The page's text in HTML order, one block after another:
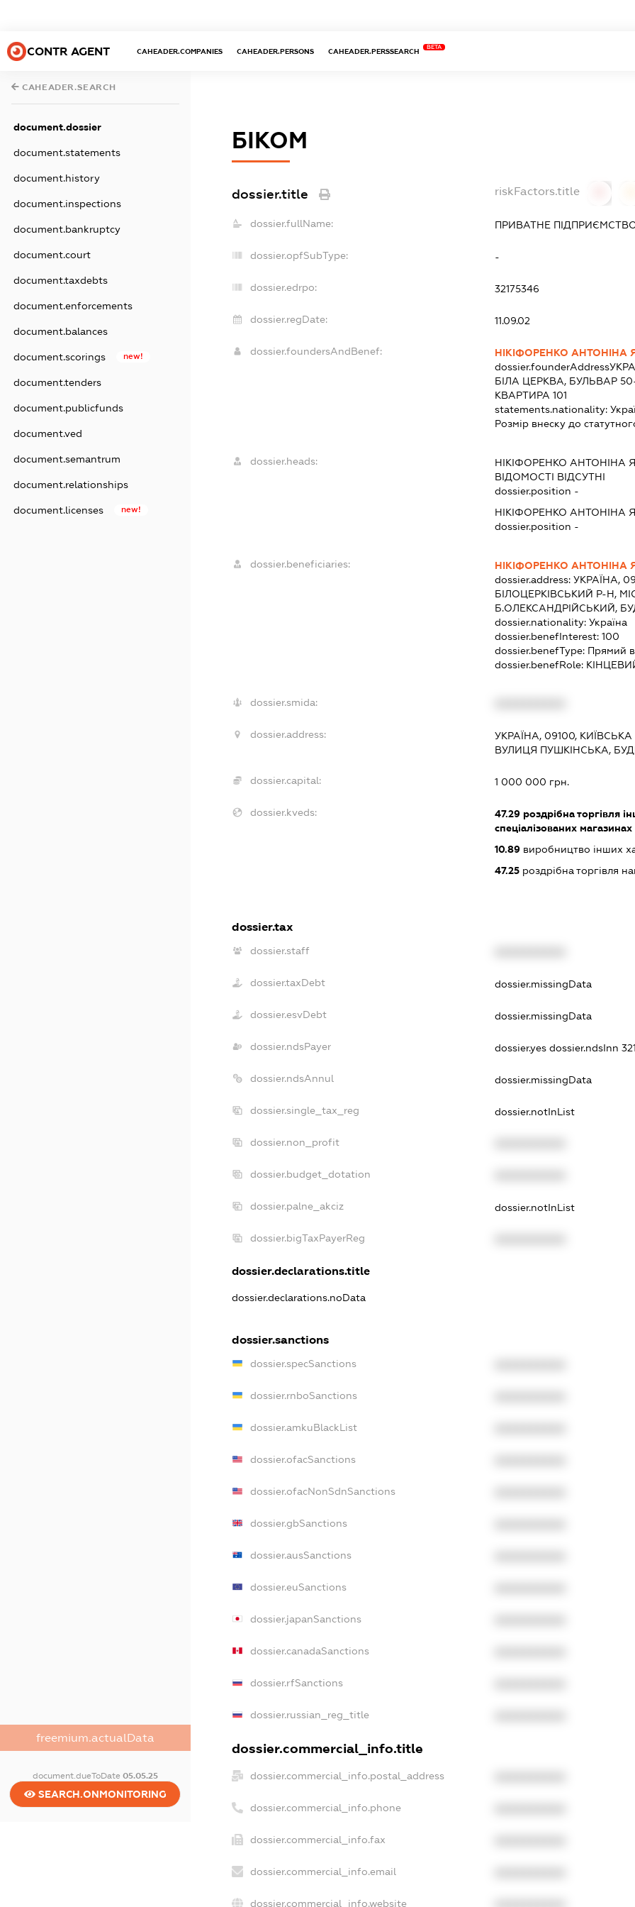
CONTR AGENT CAHEADER.COMPANIES CAHEADER.PERSONS CAHEADER.PERSSEARCH
BETA
CAHEADER.SEARCH
document.dossier
document.statements
document.history
document.inspections
document.bankruptcy
document.court
document.taxdebts
document.enforcements
document.balances
document.scorings new!
document.tenders
document.publicfunds
document.ved
document.semantrum
document.relationships
document.licenses new!
freemium.actualData
document.dueToDate 05.05.25
SEARCH.ONMONITORING
БІКОМ
dossier.title riskFactors.title
dossier.fullName: ПРИВАТНЕ
dossier.opfSubType: -
dossier.edrpo: 32175346
dossier.regDate: 11.09.02
dossier.foundersAndBenef:
НІКІФОРЕНКО АНТОНІНА
dossier.founderAddress
БІЛА ЦЕРКВА, БУЛЬВАР
КВАРТИРА 101
statements.nationality:
Розмір внеску до
dossier.heads: НІКІФОРЕНКО АНТОНІНА
ВІДОМОСТІ ВІДСУТНІ
dossier.position -
НІКІФОРЕНКО АНТОНІНА
dossier.position -
dossier.beneficiaries:
НІКІФОРЕНКО АНТОНІНА
dossier.address: УКРАЇНА,
БІЛОЦЕРКІВСЬКИЙ Р-Н,
Б.ОЛЕКСАНДРІЙСЬКИЙ,
dossier.nationality: Україна
dossier.benefInterest: 100
dossier.benefType: Прямий
dossier.benefRole:
dossier.smida:
dossier.address:
УКРАЇНА, 09100,
ВУЛИЦЯ ПУШКІНСЬКА,
dossier.capital: 1 000 000 грн.
dossier.kveds: 47.29роздрібна торгівля
спеціалізованих магазинах
10.89виробництво інших
47.25роздрібна торгівля
dossier.tax
dossier.staff
dossier.taxDebt dossier.missingData
dossier.esvDebt dossier.missingData
dossier.ndsPayer dossier.yes dossier.ndsInn
dossier.ndsAnnul dossier.missingData
dossier.single_tax_reg dossier.notInList
dossier.non_profit
dossier.budget_dotation
dossier.palne_akciz dossier.notInList
dossier.bigTaxPayerReg
dossier.declarations.title
dossier.declarations.noData
dossier.sanctions
dossier.specSanctions
dossier.rnboSanctions
dossier.amkuBlackList
dossier.ofacSanctions
dossier.ofacNonSdnSanctions
dossier.gbSanctions
dossier.ausSanctions
dossier.euSanctions
dossier.japanSanctions
dossier.canadaSanctions
dossier.rfSanctions
dossier.russian_reg_title
dossier.commercial_info.title
dossier.commercial_info.postal_address
dossier.commercial_info.phone
dossier.commercial_info.fax
dossier.commercial_info.email
dossier.commercial_info.website